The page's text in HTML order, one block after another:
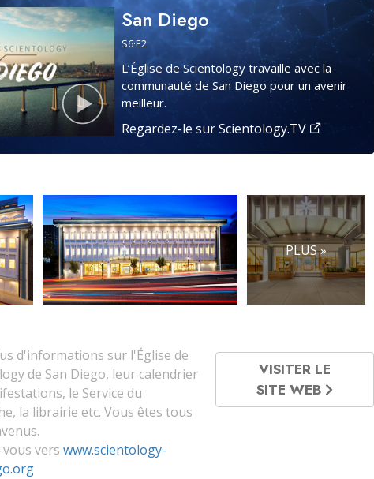
San Diego
S6·E2
L’Église de Scientology travaille avec la
communauté de San Diego pour un avenir
meilleur.
Regardez-le sur Scientology.TV
PLUS »
d'informations sur l'Église de
de San Diego, leur calendrier
le Service du
la librairie etc. Vous êtes tous
vers www.scientology-
VISITER LE
SITE WEB